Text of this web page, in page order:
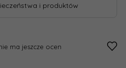
i produktów
ma jeszcze ocen